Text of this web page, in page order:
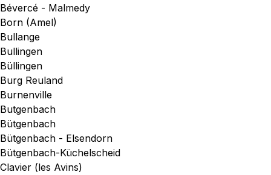
Bévercé - Malmedy
Born (Amel)
Bullange
Bullingen
Büllingen
Burg Reuland
Burnenville
Butgenbach
Bütgenbach
Bütgenbach - Elsendorn
Bütgenbach-Küchelscheid
Clavier (les Avins)